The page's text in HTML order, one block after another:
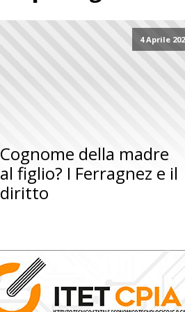
4 Aprile
Cognome della madre
al figlio? I Ferragnez e il
diritto